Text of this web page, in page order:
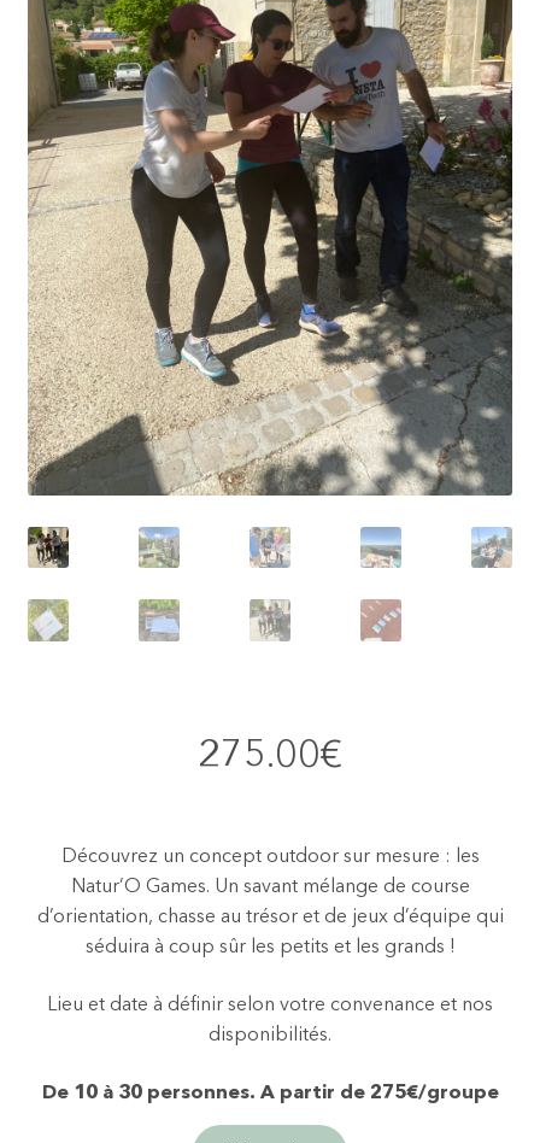
275.00€
Découvrez un concept outdoor sur mesure : les
Natur’O Games. Un savant mélange de course
d’orientation, chasse au trésor et de jeux d’équipe qui
séduira à coup sûr les petits et les grands !
Lieu et date à définir selon votre convenance et nos
disponibilités.
De 10 à 30 personnes. A partir de 275€/groupe